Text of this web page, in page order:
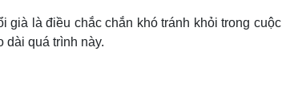
già là điều chắc chắn khó tránh khỏi trong cuộc
dài quá trình này.